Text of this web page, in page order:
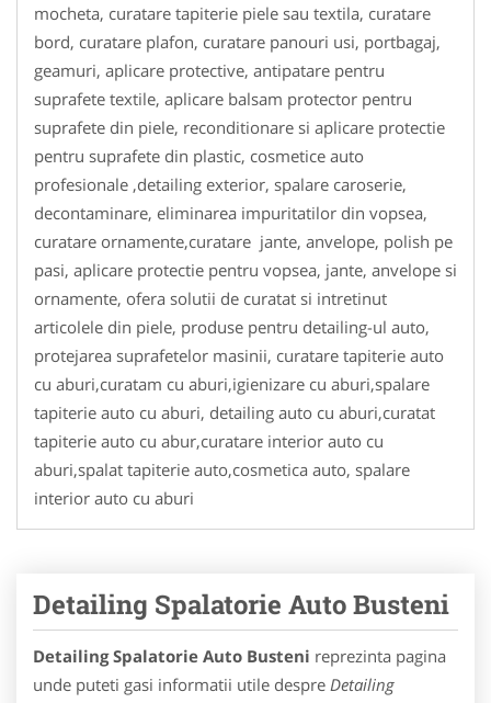
mocheta, curatare tapiterie piele sau textila, curatare
bord, curatare plafon, curatare panouri usi, portbagaj,
geamuri, aplicare protective, antipatare pentru
suprafete textile, aplicare balsam protector pentru
suprafete din piele, reconditionare si aplicare protectie
pentru suprafete din plastic, cosmetice auto
profesionale ,detailing exterior, spalare caroserie,
decontaminare, eliminarea impuritatilor din vopsea,
curatare ornamente,curatare jante, anvelope, polish pe
pasi, aplicare protectie pentru vopsea, jante, anvelope si
ornamente, ofera solutii de curatat si intretinut
articolele din piele, produse pentru detailing-ul auto,
protejarea suprafetelor masinii, curatare tapiterie auto
cu aburi,curatam cu aburi,igienizare cu aburi,spalare
tapiterie auto cu aburi, detailing auto cu aburi,curatat
tapiterie auto cu abur,curatare interior auto cu
aburi,spalat tapiterie auto,cosmetica auto, spalare
interior auto cu aburi
Detailing Spalatorie Auto Busteni
Detailing Spalatorie Auto Busteni reprezinta pagina
unde puteti gasi informatii utile despre Detailing